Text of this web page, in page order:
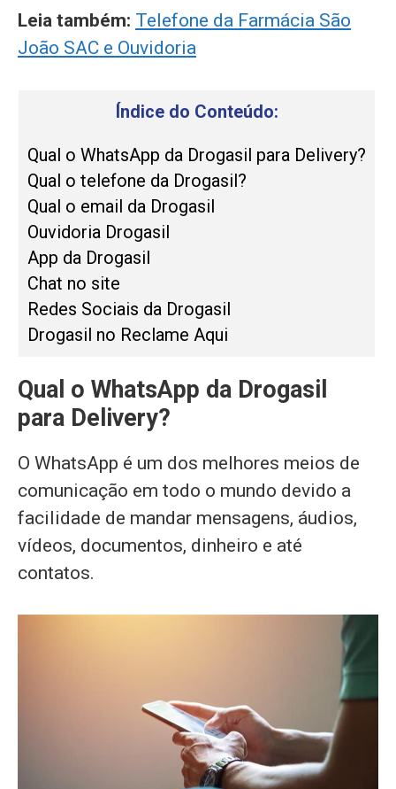
Leia também: Telefone da Farmácia São
João SAC e Ouvidoria
Índice do Conteúdo:
Qual o WhatsApp da Drogasil para Delivery?
Qual o telefone da Drogasil?
Qual o email da Drogasil
Ouvidoria Drogasil
App da Drogasil
Chat no site
Redes Sociais da Drogasil
Drogasil no Reclame Aqui
Qual o WhatsApp da Drogasil
para Delivery?
O WhatsApp é um dos melhores meios de
comunicação em todo o mundo devido a
facilidade de mandar mensagens, áudios,
vídeos, documentos, dinheiro e até
contatos.